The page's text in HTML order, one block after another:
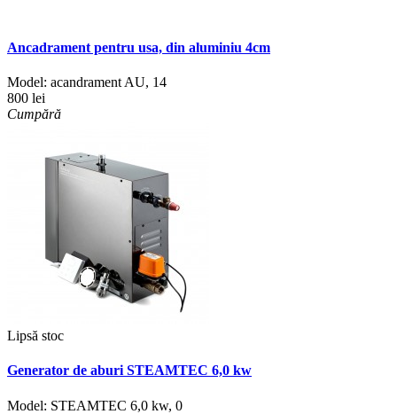
Ancadrament pentru usa, din aluminiu 4cm
Model: acandrament AU, 14
800 lei
Cumpără
Lipsă stoc
Generator de aburi STEAMTEC 6,0 kw
Model: STEAMTEC 6,0 kw, 0